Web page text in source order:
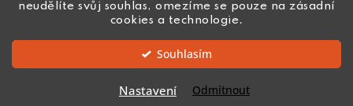
neudělíte svůj souhlas, omezíme se pouze na zásadní
cookies a technologie.
Souhlasím
Nastavení Odmítnout